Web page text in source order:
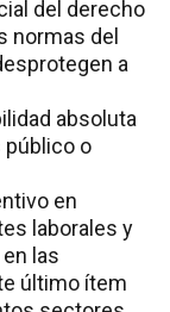
del derecho
normas del
a
absoluta
público o
en
laborales y
las
último ítem